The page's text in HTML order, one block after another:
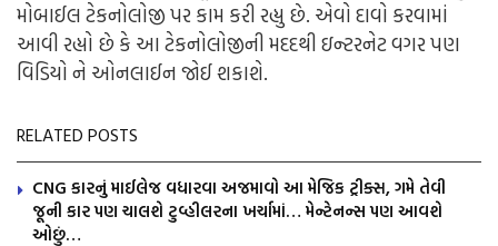
મોબાઈલ ટેકનોલોજી પર કામ કરી રહ્યુ છે. એવો દાવો કરવામાં
આવી રહ્યો છે કે આ ટેકનોલોજીની મદદથી ઇન્ટરનેટ વગર પણ
વિડિયો ને ઓનલાઈન જોઈ શકાશે.
RELATED POSTS
CNG કારનું માઈલેજ વધારવા અજમાવો આ મેજિક ટ્રીક્સ, ગમે તેવી
જૂની કાર પણ ચાલશે ટુવ્હીલરના ખર્ચામાં… મેન્ટેનન્સ પણ આવશે
ઓછું…